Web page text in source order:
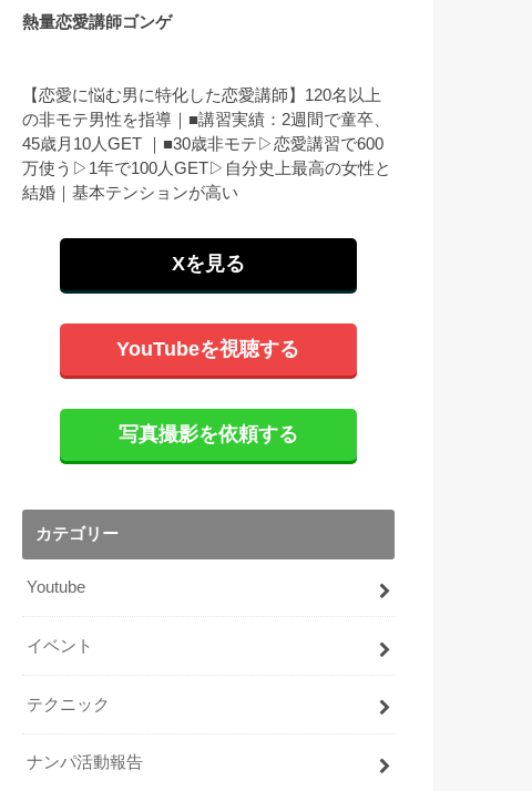
熱量恋愛講師ゴンゲ
【恋愛に悩む男に特化した恋愛講師】120名以上
の非モテ男性を指導｜■講習実績：2週間で童卒、
45歳月10人GET ｜■30歳非モテ▷恋愛講習で600
万使う▷1年で100人GET▷自分史上最高の女性と
結婚｜基本テンションが高い
Xを見る
YouTubeを視聴する
写真撮影を依頼する
カテゴリー
Youtube
イベント
テクニック
ナンパ活動報告